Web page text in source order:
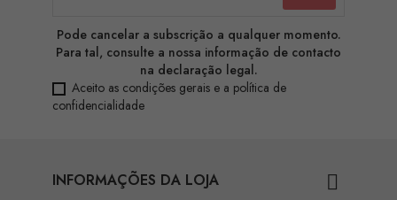
Pode cancelar a subscrição a qualquer momento.
Para tal, consulte a nossa informação de contacto
na declaração legal.
Aceito as condições gerais e a política de
confidencialidade
INFORMAÇÕES DA LOJA 